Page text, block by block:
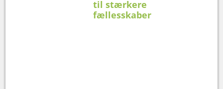
til stærkere
fællesskaber